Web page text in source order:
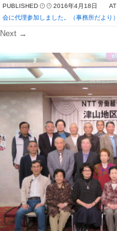
PUBLISHED 2016年4月18日 AT
会に代理参加しました。（事務所だより）
Next →